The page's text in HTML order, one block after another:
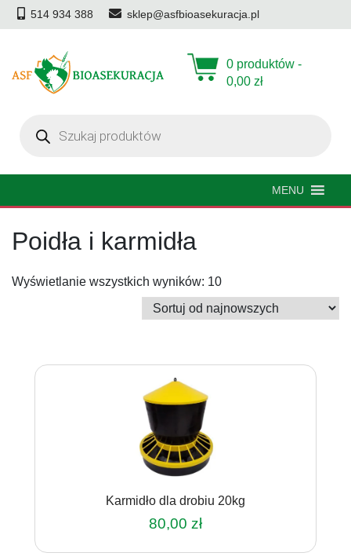
514 934 388 sklep@asfbioasekuracja.pl
0 produktów -
0,00 zł
produktów
MENU
Poidła i karmidła
Wyświetlanie wszystkich wyników: 10Posortowane
według
najnowszych
Karmidło dla drobiu 20kg
80,00 zł